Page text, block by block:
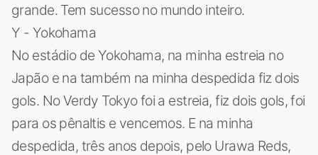
grande. Tem sucesso no mundo inteiro.
Y - Yokohama
No estádio de Yokohama, na minha estreia no
Japão e na também na minha despedida fiz dois
gols. No Verdy Tokyo foi a estreia, fiz dois gols, foi
para os pênaltis e vencemos. E na minha
despedida, três anos depois, pelo Urawa Reds,